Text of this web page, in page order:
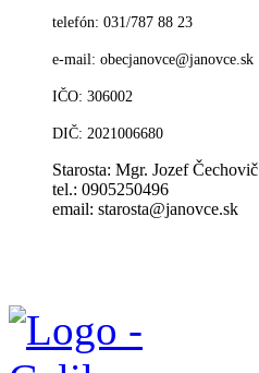
telefón: 031/787 88 23
e-mail: obecjanovce@janovce.sk
IČO: 306002
DIČ: 2021006680
Starosta: Mgr. Jozef Čechovič
tel.: 0905250496
email: starosta@janovce.sk